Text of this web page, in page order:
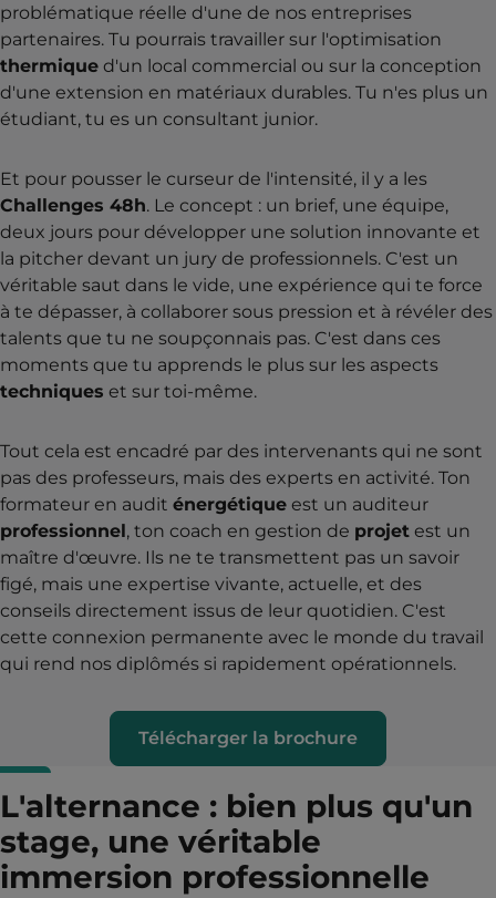
problématique réelle d'une de nos entreprises
partenaires. Tu pourrais travailler sur l'optimisation
thermique d'un local commercial ou sur la conception
d'une extension en matériaux durables. Tu n'es plus un
étudiant, tu es un consultant junior.
Et pour pousser le curseur de l'intensité, il y a les
Challenges 48h. Le concept : un brief, une équipe,
deux jours pour développer une solution innovante et
la pitcher devant un jury de professionnels. C'est un
véritable saut dans le vide, une expérience qui te force
à te dépasser, à collaborer sous pression et à révéler des
talents que tu ne soupçonnais pas. C'est dans ces
moments que tu apprends le plus sur les aspects
techniques et sur toi-même.
Tout cela est encadré par des intervenants qui ne sont
pas des professeurs, mais des experts en activité. Ton
formateur en audit énergétique est un auditeur
professionnel , ton coach en gestion de projet est un
maître d'œuvre. Ils ne te transmettent pas un savoir
figé, mais une expertise vivante, actuelle, et des
conseils directement issus de leur quotidien. C'est
cette connexion permanente avec le monde du travail
qui rend nos diplômés si rapidement opérationnels.
Télécharger la brochure
L'alternance : bien plus qu'un
stage, une véritable
immersion professionnelle